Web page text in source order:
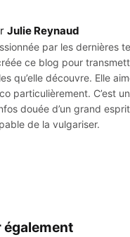
Julie Reynaud
par les dernières
ce blog pour
qu’elle découvre. Elle
particulièrement. C’est
douée d’un grand
de la vulgariser.